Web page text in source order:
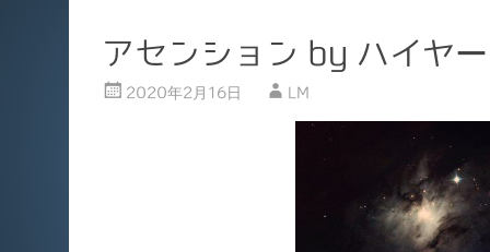
アセンション by ハイヤ
2020年2月16日 LM